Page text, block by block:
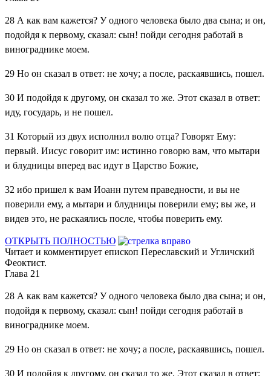
28 А как вам кажется? У одного человека было два сына; и он,
подойдя к первому, сказал: сын! пойди сегодня работай в
винограднике моем.
29 Но он сказал в ответ: не хочу; а после, раскаявшись, пошел.
30 И подойдя к другому, он сказал то же. Этот сказал в ответ:
иду, государь, и не пошел.
31 Который из двух исполнил волю отца? Говорят Ему:
первый. Иисус говорит им: истинно говорю вам, что мытари
и блудницы вперед вас идут в Царство Божие,
32 ибо пришел к вам Иоанн путем праведности, и вы не
поверили ему, а мытари и блудницы поверили ему; вы же, и
видев это, не раскаялись после, чтобы поверить ему.
ОТКРЫТЬ ПОЛНОСТЬЮ
Читает и комментирует епископ Переславский и Угличский
Феоктист.
Глава 21
28 А как вам кажется? У одного человека было два сына; и он,
подойдя к первому, сказал: сын! пойди сегодня работай в
винограднике моем.
29 Но он сказал в ответ: не хочу; а после, раскаявшись, пошел.
30 И подойдя к другому, он сказал то же. Этот сказал в ответ: